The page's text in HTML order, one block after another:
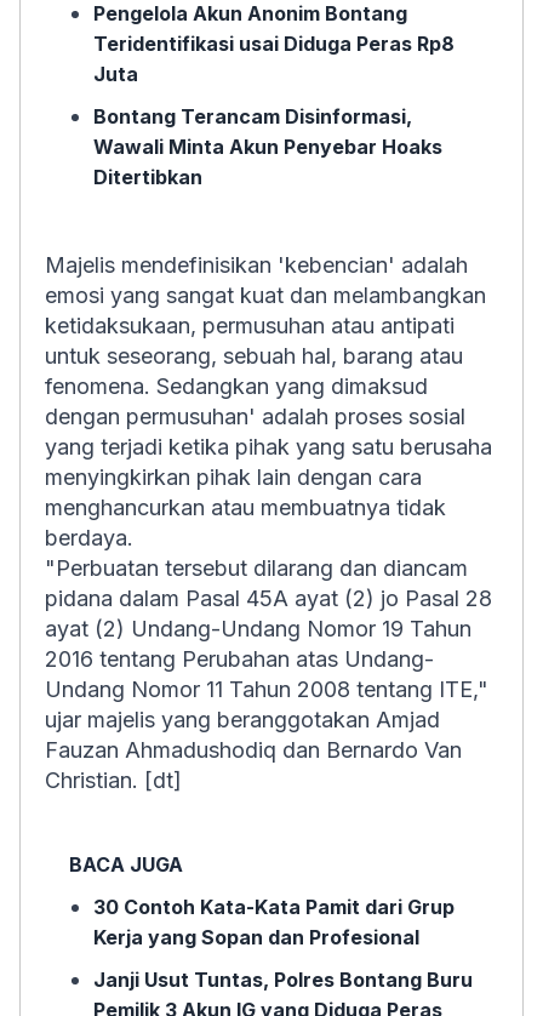
Pengelola Akun Anonim Bontang
Teridentifikasi usai Diduga Peras Rp8
Juta
Bontang Terancam Disinformasi,
Wawali Minta Akun Penyebar Hoaks
Ditertibkan
Majelis mendefinisikan 'kebencian' adalah
emosi yang sangat kuat dan melambangkan
ketidaksukaan, permusuhan atau antipati
untuk seseorang, sebuah hal, barang atau
fenomena. Sedangkan yang dimaksud
dengan permusuhan' adalah proses sosial
yang terjadi ketika pihak yang satu berusaha
menyingkirkan pihak lain dengan cara
menghancurkan atau membuatnya tidak
berdaya.
"Perbuatan tersebut dilarang dan diancam
pidana dalam Pasal 45A ayat (2) jo Pasal 28
ayat (2) Undang-Undang Nomor 19 Tahun
2016 tentang Perubahan atas Undang-
Undang Nomor 11 Tahun 2008 tentang ITE,"
ujar majelis yang beranggotakan Amjad
Fauzan Ahmadushodiq dan Bernardo Van
Christian. [dt]
BACA JUGA
30 Contoh Kata-Kata Pamit dari Grup
Kerja yang Sopan dan Profesional
Janji Usut Tuntas, Polres Bontang Buru
Pemilik 3 Akun IG yang Diduga Peras